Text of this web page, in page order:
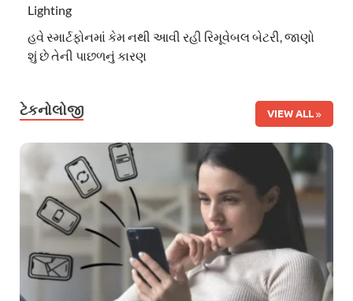
Lighting
હવે સ્માર્ટફોનમાં કેમ નથી આવી રહી રિમૂવેબલ બેટરી, જાણો
શું છે તેની પાછળનું કારણ
ટેકનોલોજી VIEW ALL